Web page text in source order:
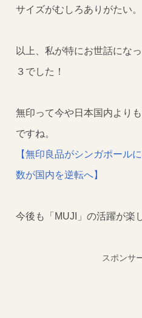
サイズがむしろありがたい。
以上、私が特にお世話にな
３でした！
無印って今や日本国内より
ですね。
【無印良品がシンガポール
数が国内を逆転へ】
今後も「MUJI」の活躍が楽
スポンサ